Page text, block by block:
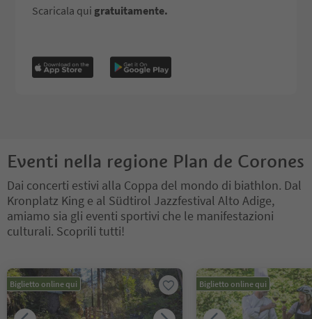
Scaricala qui gratuitamente.
Eventi nella regione Plan de Corones
Dai concerti estivi alla Coppa del mondo di biathlon. Dal
Kronplatz King e al Südtirol Jazzfestival Alto Adige,
amiamo sia gli eventi sportivi che le manifestazioni
culturali. Scoprili tutti!
Biglietto online qui Biglietto online qui